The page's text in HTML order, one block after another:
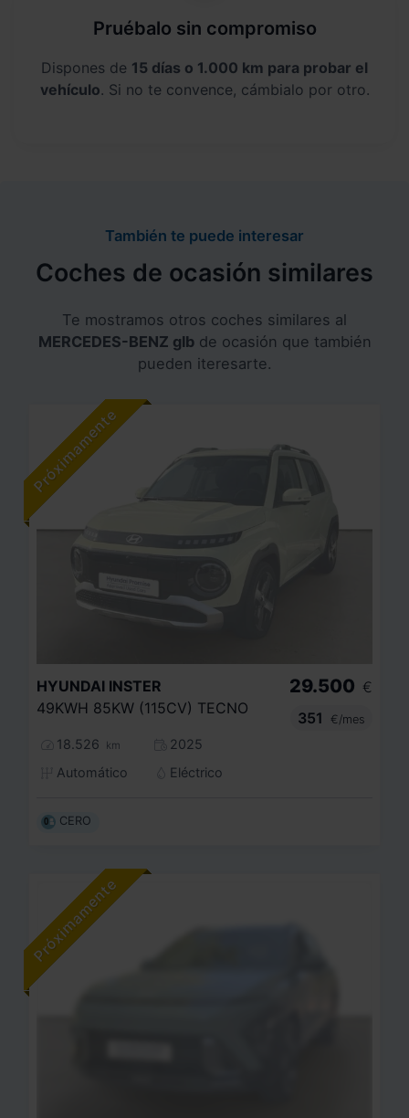
Pruébalo sin compromiso
Dispones de 15 días o 1.000 km para probar el
vehículo. Si no te convence, cámbialo por otro.
También te puede interesar
Coches de ocasión similares
Te mostramos otros coches similares al
MERCEDES-BENZ glbde ocasión que también
pueden iteresarte.
HYUNDAI INSTER
49KWH 85KW (115CV) TECNO
18.526 km
2025
Automático
Eléctrico
29.500 €
351
€/mes
CERO